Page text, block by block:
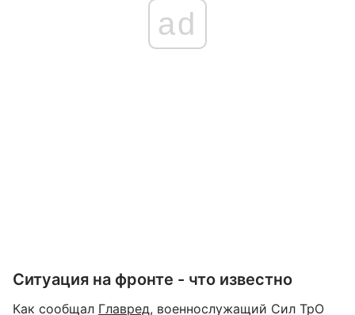
ad
Ситуация на фронте - что известно
Как сообщал Главред, военнослужащий Сил ТрО